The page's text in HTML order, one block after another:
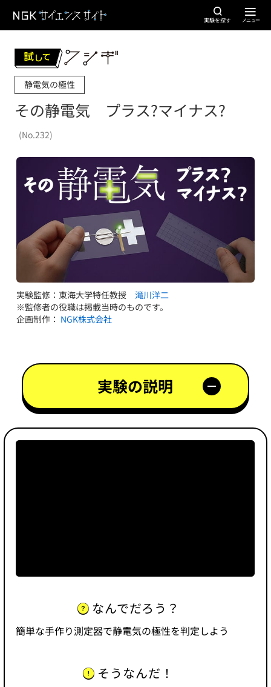
実験を探す
静電気の極性
その静電気 プラス?マイナス?
(No.232)
実験監修：東海大学特任教授 滝川洋二
※監修者の役職は掲載当時のものです。
企画制作： NGK株式会社
実験の説明
なんでだろう？
簡単な手作り測定器で静電気の極性を判定しよう
そうなんだ！